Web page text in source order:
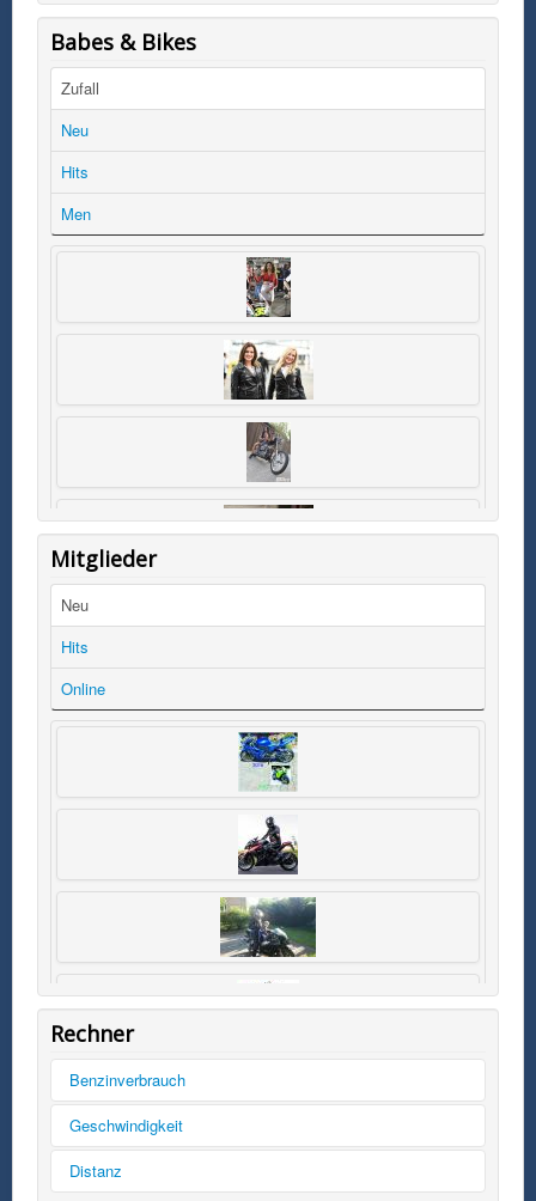
Babes & Bikes
Zufall
Neu
Hits
Men
Mitglieder
Neu
Hits
Online
Rechner
Benzinverbrauch
Tankinhalt
Kilometer
Geschwindigkeit
km/h
Distanz